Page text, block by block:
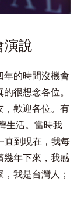
演說
的時間沒機會
很想念各位。
，歡迎各位。有
生活。當時我
直到現在，我每
幾年下來，我感
我是台灣人；